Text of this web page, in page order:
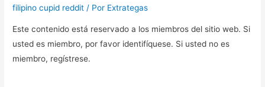
filipino cupid reddit / Por Extrategas
Este contenido está reservado a los miembros del sitio web. Si
usted es miembro, por favor identifíquese. Si usted no es
miembro, regístrese.